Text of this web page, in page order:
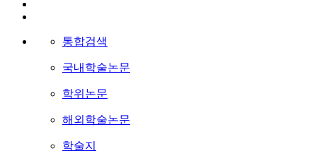
통합검색
국내학술논문
학위논문
해외학술논문
학술지